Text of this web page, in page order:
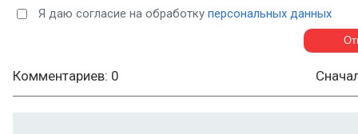
Я даю согласие на обработку персональных данных
Комментариев: 0